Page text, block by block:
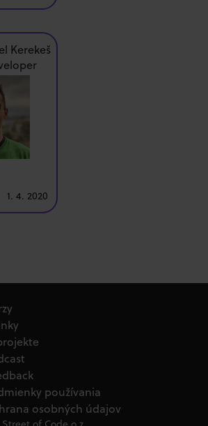
Kerekeš
1. 4. 2020
používania
osobných údajov